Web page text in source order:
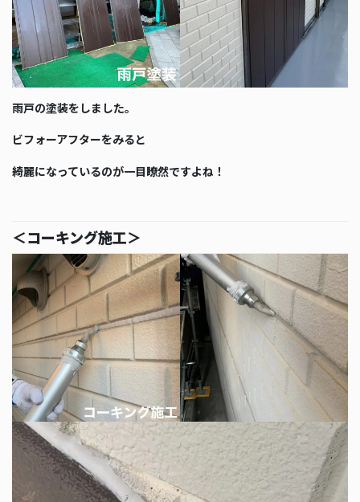
雨戸の塗装をしました。
ビフォーアフターをみると
綺麗になっているのが一目瞭然ですよね！
＜コーキング施工＞